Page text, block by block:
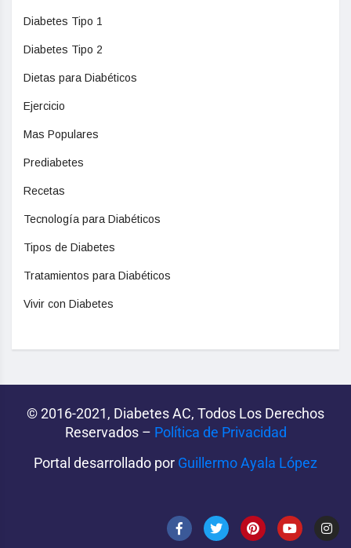
Diabetes Tipo 1
Diabetes Tipo 2
Dietas para Diabéticos
Ejercicio
Mas Populares
Prediabetes
Recetas
Tecnología para Diabéticos
Tipos de Diabetes
Tratamientos para Diabéticos
Vivir con Diabetes
© 2016-2021, Diabetes AC, Todos Los Derechos
Reservados – Política de Privacidad‌­
Portal desarrollado por Guillermo Ayala López